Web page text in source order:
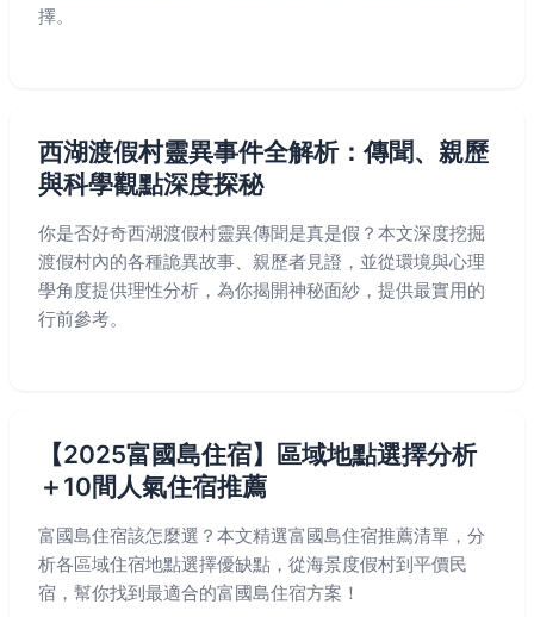
擇。
西湖渡假村靈異事件全解析：傳聞、親歷
與科學觀點深度探秘
你是否好奇西湖渡假村靈異傳聞是真是假？本文深度挖掘
渡假村內的各種詭異故事、親歷者見證，並從環境與心理
學角度提供理性分析，為你揭開神秘面紗，提供最實用的
行前參考。
【2025富國島住宿】區域地點選擇分析
＋10間人氣住宿推薦
富國島住宿該怎麼選？本文精選富國島住宿推薦清單，分
析各區域住宿地點選擇優缺點，從海景度假村到平價民
宿，幫你找到最適合的富國島住宿方案！